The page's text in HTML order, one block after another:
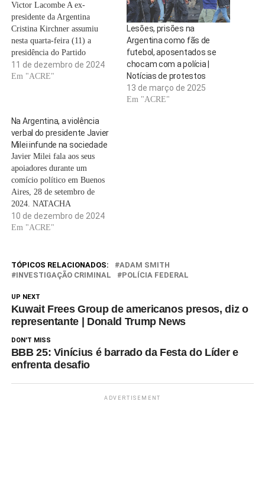
Victor Lacombe A ex-
presidente da Argentina
Cristina Kirchner assumiu
nesta quarta-feira (11) a
presidência do Partido
Justicialista, a principal sigla
do peronismo no país, e disse
presidente Javier Milei por
medo. "Quando tenho um
vizinho que aparece no…
11 de dezembro de 2024
Em "ACRE"
Lesões, prisões na
Argentina como fãs de
futebol, aposentados se
chocam com a polícia |
Notícias de protestos
13 de março de 2025
Em "ACRE"
Na Argentina, a violência
verbal do presidente Javier
Milei infunde na sociedade
Javier Milei fala aos seus
apoiadores durante um
comício político em Buenos
Aires, 28 de setembro de
2024. NATACHA
PISARENKO/AP “Gostaria de
colocar o último prego no
Kirchner) dentro. » Esta
declaração do presidente
uma entrevista ao canal de…
10 de dezembro de 2024
Em "ACRE"
TÓPICOS RELACIONADOS:
ADAM SMITH
INVESTIGAÇÃO CRIMINAL
POLÍCIA FEDERAL
UP NEXT
Kuwait Frees Group de americanos presos, diz o
representante | Donald Trump News
DON'T MISS
BBB 25: Vinícius é barrado da Festa do Líder e
enfrenta desafio
ADVERTISEMENT